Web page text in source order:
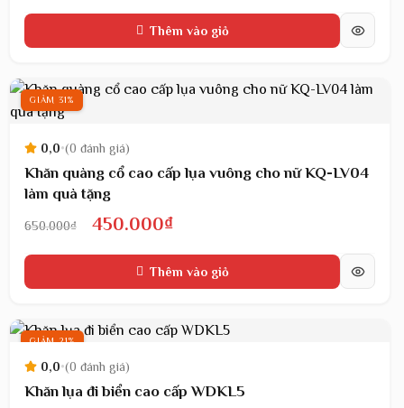
gốc
hiện
tại
450.000₫.
Thêm vào giỏ
GIẢM 31%
0,0•(0 đánh giá)
Khăn quàng cổ cao cấp lụa vuông cho nữ KQ-LV04
làm quà tặng
650.000₫
Giá
gốc
450.000₫Giá
hiện
tại
450.000₫.
Thêm vào giỏ
GIẢM 21%
0,0•(0 đánh giá)
Khăn lụa đi biển cao cấp WDKL5